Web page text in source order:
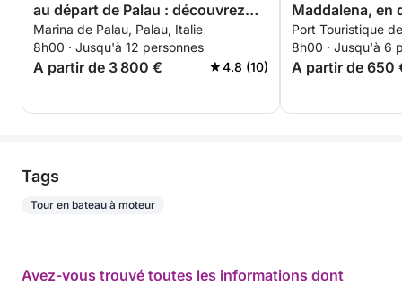
au départ de Palau : découvrez
Caprera et la Maddalena
Marina de Palau, Palau, Italie
8h00 · Jusqu'à 12 personnes
A partir de 3 800 € 4.8 (10)
Maddalena, en
avec pilote
heures)
Port Touristique
8h00 · Jusqu'à 6
A partir de 650
Tags
Tour en bateau à moteur
Avez-vous trouvé toutes les informations dont